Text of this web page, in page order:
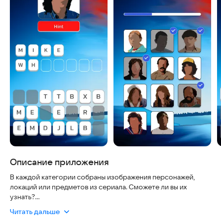
Описание приложения
В каждой категории собраны изображения персонажей,
локаций или предметов из сериала. Сможете ли вы их
узнать?
◆ Нажимайте на буквы, чтобы вставить их в слоты и
Читать дальше